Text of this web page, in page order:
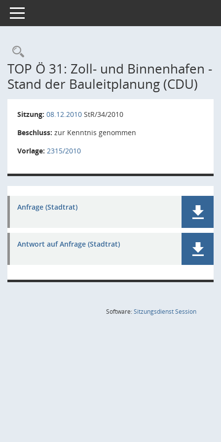
Toggle navigation
Rechercheauswahl
TOP Ö 31: Zoll- und Binnenhafen -
Stand der Bauleitplanung (CDU)
Sitzung: 08.12.2010 StR/34/2010
Beschluss: zur Kenntnis genommen
Vorlage: 2315/2010
Anfrage (Stadtrat)
Antwort auf Anfrage (Stadtrat)
Software:SitzungsdienstSession(Wird in